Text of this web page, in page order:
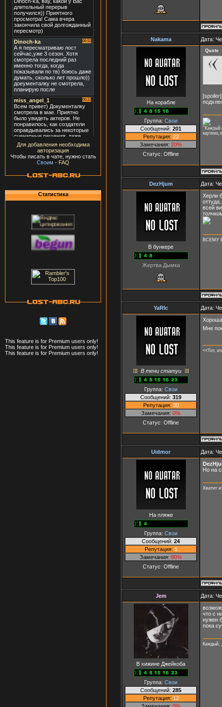
Для добавления необходима
авторизация
Чтобы писать в чате, нужно стать
Своим - FAQ
Статистика
This feature is for Premium users only!
This feature is for Premium users only!
This feature is for Premium users only!
Nakama Дата:
На корабле
Группа: Свои
Сообщений: 201
Репутация: 22
Замечания: 20%
Статус: Offline
Quote
"Каждый
картина,
DezHjum Дата:
В бункере
Жертва Дымка
Херли
всей
ВСЕМУ
YaRIc Дата:
В тени статуи
Группа: Свои
Сообщений: 319
Репутация: 30
Замечания: 0%
Статус: Offline
Мне
<<Тот,
Uidmor Дата:
На пляже
Группа: Свои
Сообщений: 24
Репутация: 5
Замечания: 80%
Статус: Offline
Но на
Хватит
Jem Дата:
В хижине Джейкоба
Группа: Свои
Сообщений: 285
Репутация: 12
что с
нужен
пока
Каждый,